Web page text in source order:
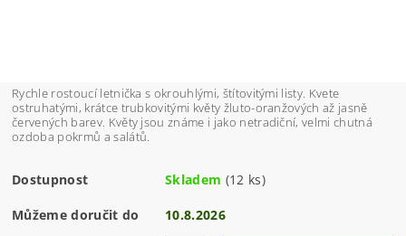
Rychle rostoucí letnička s okrouhlými, štítovitými listy. Kvete
ostruhatými, krátce trubkovitými květy žluto-oranžových až jasně
červených barev. Květy jsou známe i jako netradiční, velmi chutná
ozdoba pokrmů a salátů.
Dostupnost Skladem (12 ks)
Můžeme doručit do 10.8.2026